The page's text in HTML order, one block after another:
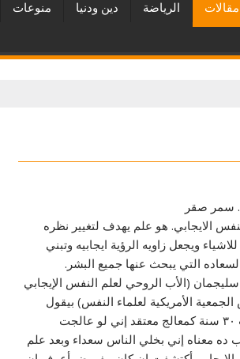
مقالات الرياضة دين ودنيا منوعات
سمر صقر
الايجابي. هو علم يهدف لتغيير نظره
ويجعل زاويه الرؤية ايجابيه وتبني
التي يبحث عنها جميع البشر.
(الأب الروحي لعلم النفس الإيجابي
الأمريكية لعلماء النفس) بيقول
قضيت ٣٠ سنة كمعالج معتقد إني لو عالجت
ده معناه إني بخلي الناس سعداء وبعد علم